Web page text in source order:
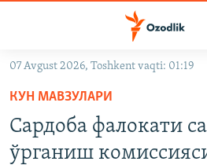
Асосий
навигацияга
ўтинг
Қидиришга
OZODVIDEO
OZODARXIV
07 Avgust 2026, Toshkent vaqti: 01:19
КУН МАВЗУЛАРИ
Сардоба фалокати
ўрганиш